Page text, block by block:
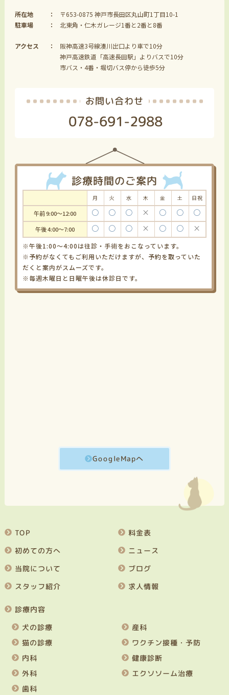
所在地
〒653-0875 神戸市長田区丸山町1丁目10-1
駐車場
北東角・仁木ガレージ1番と2番と8番
アクセス
阪神高速3号線湊川出口より車で10分
神戸高速鉄道「高速長田駅」よりバスで10分
市バス・4番・堀切バス停から徒歩5分
お問い合わせ
078-691-2988
診療時間のご案内
月 火 水 木 金 土 日祝
午前 9:00～12:00 〇 〇 〇 × 〇 〇 〇
午後 4:00～7:00 〇 〇 〇 × 〇 〇 ×
※午後1:00～4:00は往診・手術をおこなっています。
※予約がなくてもご利用いただけますが、予約を取っていた
だくと案内がスムーズです。
※毎週木曜日と日曜午後は休診日です。
GoogleMapへ
TOP
初めての方へ
当院について
スタッフ紹介
料金表
ニュース
ブログ
求人情報
診療内容
犬の診療
猫の診療
内科
外科
歯科
産科
ワクチン接種・予防
健康診断
エクソソーム治療